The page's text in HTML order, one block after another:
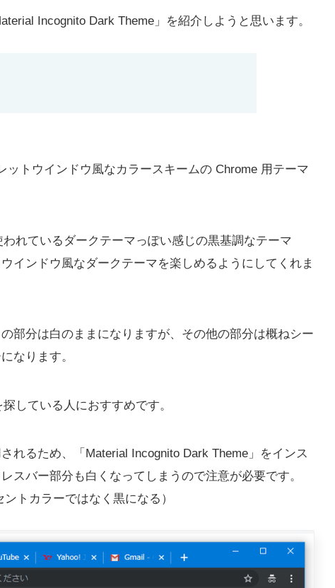
Incognito Dark Theme」を紹介しようと思います。
ットウインドウ風なカラースキームの Chrome 用テーマ
れているダークテーマっぽい感じの黒基調なテーマ
インドウ風なダークテーマを楽しめるようにしてくれま
の部分は白のままになりますが、その他の部分は概ねシー
なります。
している人におすすめです。
れるため、「Material Incognito Dark Theme」をインス
スバー部分も白くなってしまうので注意が必要です。
トカラーではなく黒になる）